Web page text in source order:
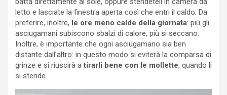
letto e lasciate la finestra aperta così che entri il caldo. Da
preferire, inoltre, le ore meno calde della giornata: più gli
asciugamani subiscono sbalzi di calore, più si seccano.
Inoltre, è importante che ogni asciugamano sia ben
distante dall’altro: in questo modo si eviterà la comparsa di
grinze e si riuscirà atirarli bene con le mollette, quando li
si stende.